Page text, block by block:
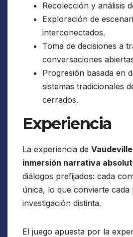
Recolección y análisis
Exploración de
interconectados.
Toma de decisiones a
conversaciones
Progresión basada en
sistemas tradicionales
cerrados.
Experiencia
La experiencia de Vaudeville
inmersión narrativa
diálogos prefijados: cada
única, lo que convierte cada
investigación distinta.
El juego apuesta por la